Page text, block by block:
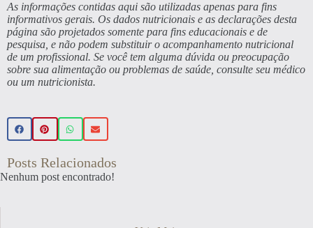
As informações contidas aqui são utilizadas apenas para fins
informativos gerais. Os dados nutricionais e as declarações desta
página são projetados somente para fins educacionais e de
pesquisa, e não podem substituir o acompanhamento nutricional
de um profissional. Se você tem alguma dúvida ou preocupação
sobre sua alimentação ou problemas de saúde, consulte seu médico
ou um nutricionista.
Posts Relacionados
Nenhum post encontrado!